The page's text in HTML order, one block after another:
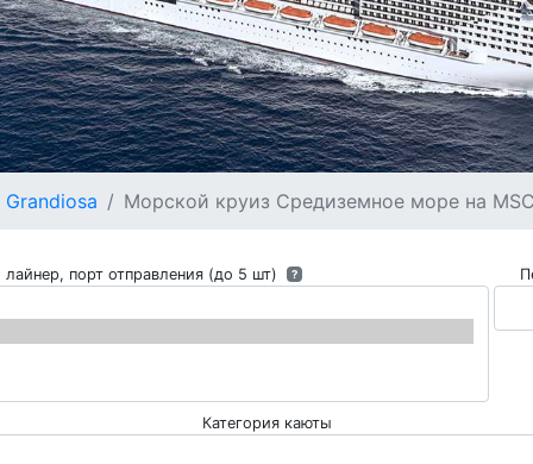
Grandiosa Морской круиз Средиземное море на
порт отправления (до 5 шт) ?
Категория каюты